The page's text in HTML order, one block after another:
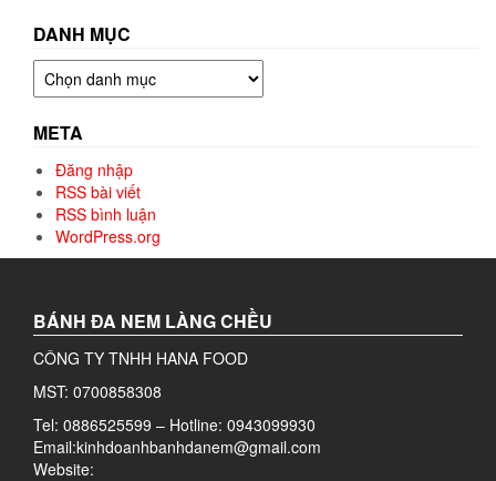
DANH MỤC
Danh
mục
META
Đăng nhập
RSS bài viết
RSS bình luận
WordPress.org
BÁNH ĐA NEM LÀNG CHỀU
CÔNG TY TNHH HANA FOOD
MST: 0700858308
Tel: 0886525599 – Hotline: 0943099930
Email:kinhdoanhbanhdanem@gmail.com
Website: